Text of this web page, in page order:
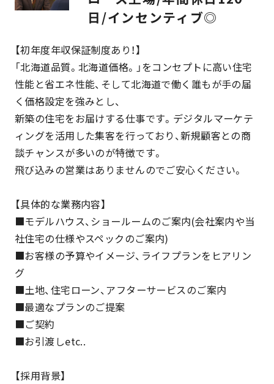
日/インセンティブ◎
【初年度年収保証制度あり！】
「北海道品質。北海道価格。」をコンセプトに高い住宅
性能と省エネ性能、そして北海道で働く誰もが手の届
く価格設定を強みとし、
新築の住宅をお届けする仕事です。デジタルマーケテ
ィングを活用した集客を行っており、新規顧客との商
談チャンスが多いのが特徴です。
飛び込みの営業はありませんのでご安心ください。
【具体的な業務内容】
■モデルハウス、ショールームのご案内(会社案内や当
社住宅の仕様やスペックのご案内)
■お客様の予算やイメージ、ライフプランをヒアリン
グ
■土地、住宅ローン、アフターサービスのご案内
■最適なプランのご提案
■ご契約
■お引渡しetc..
【採用背景】